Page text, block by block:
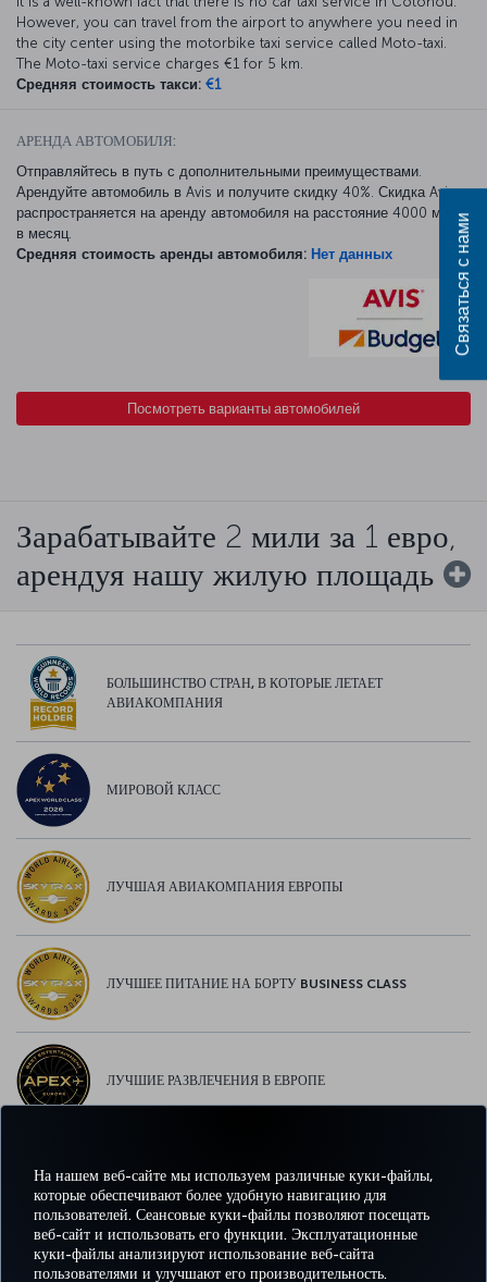
На нашем веб-сайте мы используем различные куки-файлы,
которые обеспечивают более удобную навигацию для
пользователей. Сеансовые куки-файлы позволяют посещать
веб-сайт и использовать его функции. Эксплуатационные
куки-файлы анализируют использование веб-сайта
пользователями и улучшают его производительность.
However, you can travel from the airport to anywhere you need in
the city center using the motorbike taxi service called Moto-taxi.
The Moto-taxi service charges €1 for 5 km.
Средняя стоимость такси: €1
АРЕНДА АВТОМОБИЛЯ:
Отправляйтесь в путь с дополнительными преимуществами.
Арендуйте автомобиль в Avis и получите скидку 40%. Скидка Avis
распространяется на аренду автомобиля на расстояние 4000 миль
в месяц.
Средняя стоимость аренды автомобиля: Нет данных
Посмотреть варианты автомобилей
Зарабатывайте 2 мили за 1 евро,
арендуя нашу жилую площадь
БОЛЬШИНСТВО СТРАН, В КОТОРЫЕ ЛЕТАЕТ
АВИАКОМПАНИЯ
МИРОВОЙ КЛАСС
ЛУЧШАЯ АВИАКОМПАНИЯ ЕВРОПЫ
ЛУЧШЕЕ ПИТАНИЕ НА БОРТУ BUSINESS CLASS
ЛУЧШИЕ РАЗВЛЕЧЕНИЯ В ЕВРОПЕ
ЛУЧШИЙ WI-FI В ЕВРОПЕ
Связаться с нами